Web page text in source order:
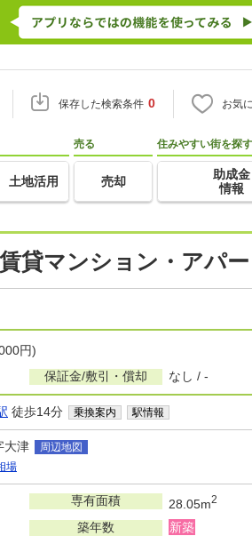
保存した検索条件 0 お気
土地活用
売る
売却
住みやすい街を探す
助成金
情報
貸マンション・アパ
円)
保証金/敷引・償却 なし / -
徒歩14分 乗換案内 駅情報
大津
周辺地図
場
専有面積 28.05m2
築年数 新築